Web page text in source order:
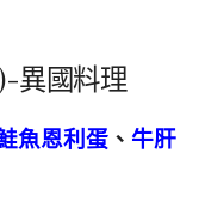
異國料理
魚恩利蛋 、 牛肝